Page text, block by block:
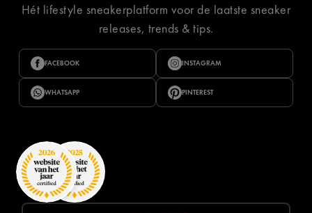
Hét lifestyle sneakerplatform voor de laatste sneaker
releases, trends & tips.
FACEBOOK INSTAGRAM
WHATSAPP PINTEREST